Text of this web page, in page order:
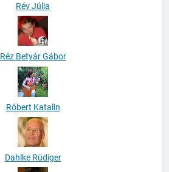
Rév Júlia
Réz Betyár Gábor
Róbert Katalin
Dahlke Rüdiger